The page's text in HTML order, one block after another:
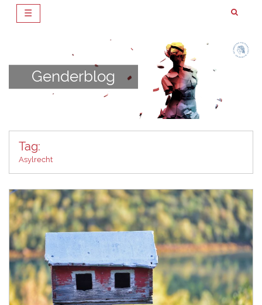
☰
Genderblog
Tag:
Asylrecht